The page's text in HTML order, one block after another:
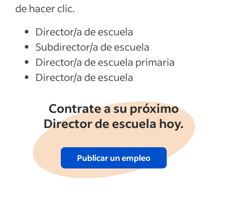
de hacer clic.
Director/a de escuela
Subdirector/a de escuela
Director/a de escuela primaria
Director/a de escuela
Contrate a su próximo
Director de escuela hoy.
Publicar un empleo